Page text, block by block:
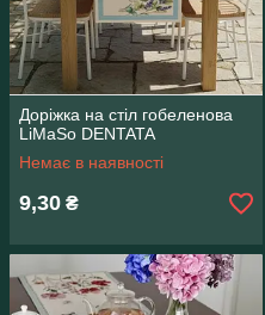
Доріжка на стіл гобеленова
LiMaSo DENTATA
Немає в наявності
9,30 ₴